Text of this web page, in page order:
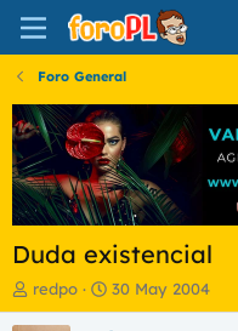
Foro General
Duda existencial
I
n
redpo
F
e
30 May 2004